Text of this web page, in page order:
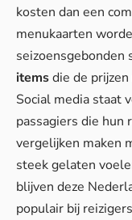
kosten dan een
menukaarten
seizoensgebonden
itemsdie de
Social media staat
passagiers die hun
vergelijken maken
steek gelaten
blijven deze
populair bij